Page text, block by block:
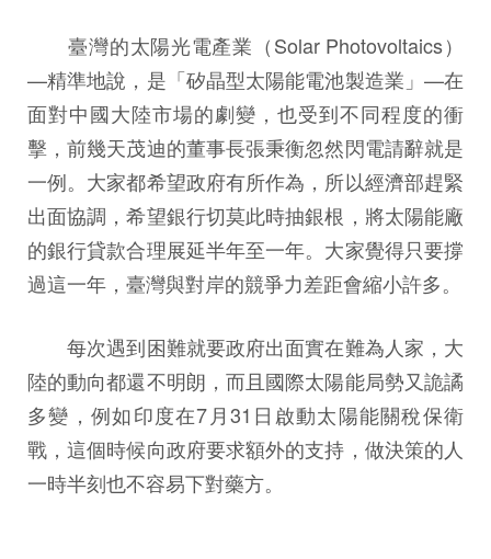
臺灣的太陽光電產業（Solar Photovoltaics）
—精準地說，是「矽晶型太陽能電池製造業」—在
面對中國大陸市場的劇變，也受到不同程度的衝
擊，前幾天茂迪的董事長張秉衡忽然閃電請辭就是
一例。大家都希望政府有所作為，所以經濟部趕緊
出面協調，希望銀行切莫此時抽銀根，將太陽能廠
的銀行貸款合理展延半年至一年。大家覺得只要撐
過這一年，臺灣與對岸的競爭力差距會縮小許多。
每次遇到困難就要政府出面實在難為人家，大
陸的動向都還不明朗，而且國際太陽能局勢又詭譎
多變，例如印度在7月31日啟動太陽能關稅保衛
戰，這個時候向政府要求額外的支持，做決策的人
一時半刻也不容易下對藥方。